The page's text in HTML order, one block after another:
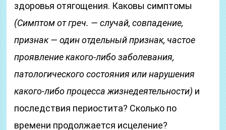
здоровья отягощения. Каковы симптомы
(Симптом от греч. — случай, совпадение,
признак — один отдельный признак, частое
проявление какого-либо заболевания,
патологического состояния или нарушения
какого-либо процесса жизнедеятельности) и
последствия периостита? Сколько по
времени продолжается исцеление?